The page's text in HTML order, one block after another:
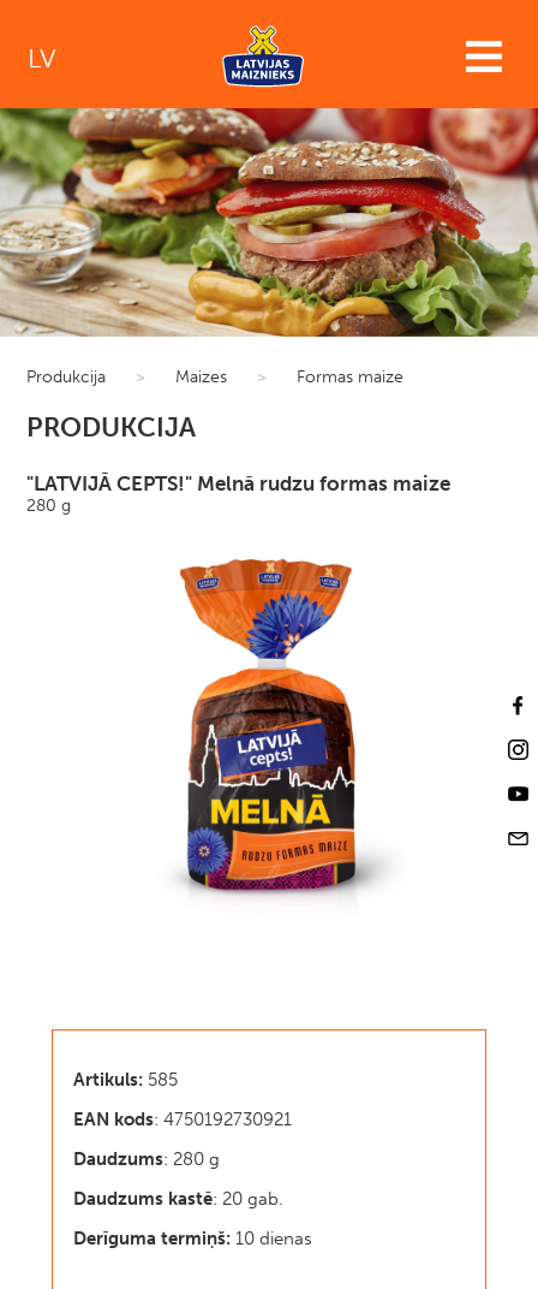
LV
Produkcija > Maizes > Formas maize
PRODUKCIJA
"LATVIJĀ CEPTS!" Melnā rudzu formas maize
280 g
Artikuls: 585
EAN kods: 4750192730921
Daudzums: 280 g
Daudzums kastē: 20 gab.
Derīguma termiņš: 10 dienas